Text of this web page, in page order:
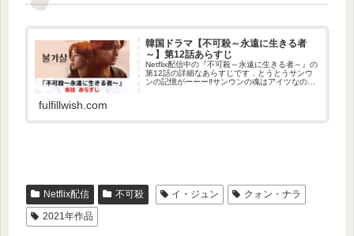
韓国ドラマ【不可殺～永遠に生きる者
～】第12話あらすじ
Netflix配信中の『不可殺～永遠に生きる者～』の
第12話の詳細なあらすじです．とうとうサンウ
ンの記憶がーーー‼サンウンの魂はアイツなの
fulfillwish.com
Netflix配信 不可殺 イ・ジュン
クォン・ナラ
2021年作品